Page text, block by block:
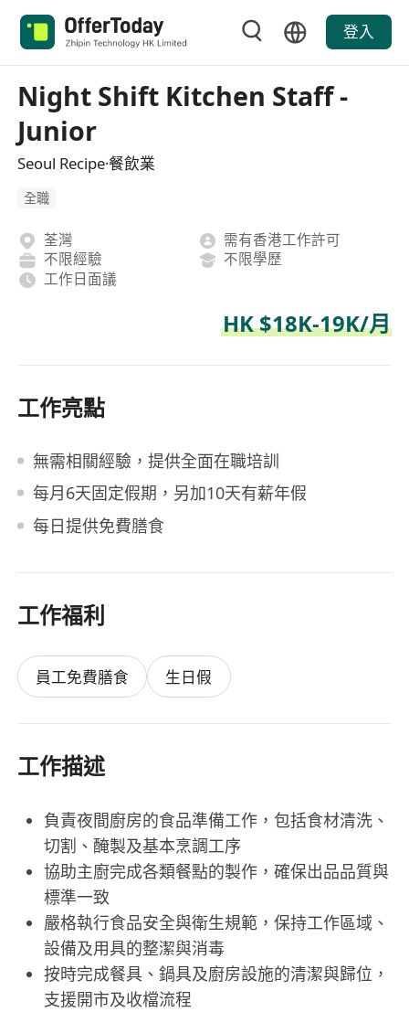
登入
Night Shift Kitchen Staff -
Junior
Seoul Recipe·餐飲業
全職
荃灣
需有香港工作許可
不限經驗
不限學歷
工作日面議
HK $18K-19K/月
工作亮點
無需相關經驗，提供全面在職培訓
每月6天固定假期，另加10天有薪年假
每日提供免費膳食
工作福利
員工免費膳食 生日假
工作描述
負責夜間廚房的食品準備工作，包括食材清洗、
切割、醃製及基本烹調工序
協助主廚完成各類餐點的製作，確保出品品質與
標準一致
嚴格執行食品安全與衛生規範，保持工作區域、
設備及用具的整潔與消毒
按時完成餐具、鍋具及廚房設施的清潔與歸位，
支援開市及收檔流程